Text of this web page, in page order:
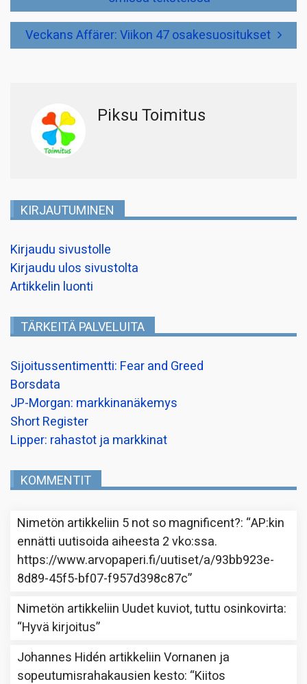
Veckans Affärer: Viikon 47 osakesuositukset
Piksu Toimitus
KIRJAUTUMINEN
Kirjaudu sivustolle
Kirjaudu ulos sivustolta
Artikkelin luonti
TÄRKEITÄ PALVELUITA
Sijoitussentimentti: Fear and Greed
Borsdata
JP-Morgan: markkinanäkemys
Short Register
Lipper: rahastot ja markkinat
KOMMENTIT
Nimetön artikkeliin 5 not so magnificent?: “AP:kin
ennätti uutisoida aiheesta 2 vko:ssa.
https://www.arvopaperi.fi/uutiset/a/93bb923e-
8d89-45f5-bf07-f957d398c87c”
Nimetön artikkeliin Uudet kuviot, tuttu osinkovirta:
“Hyvä kirjoitus”
Johannes Hidén artikkeliinVornanen ja
sopeutumisrahakausien kesto: “Kiitos